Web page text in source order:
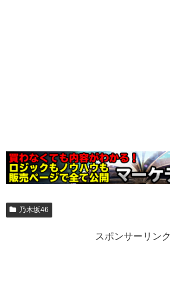
乃木坂46
スポンサーリンク